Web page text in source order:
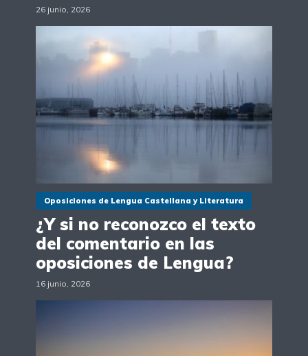
26 junio, 2026
Oposiciones de Lengua Castellana y Literatura
¿Y si no reconozco el texto
del comentario en las
oposiciones de Lengua?
16 junio, 2026